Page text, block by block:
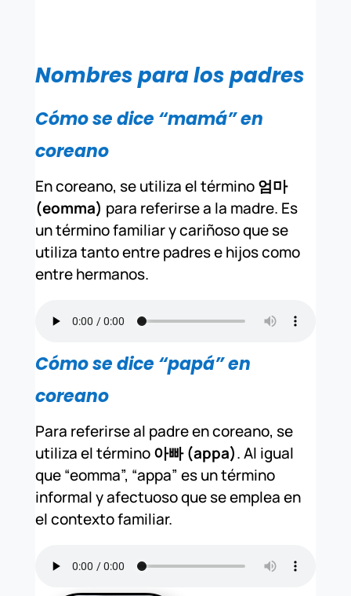
Nombres para los padres
Cómo se dice “mamá” en
coreano
En coreano, se utiliza el término엄마
(eomma) para referirse a la madre. Es
un término familiar y cariñoso que se
utiliza tanto entre padres e hijos como
entre hermanos.
Cómo se dice “papá” en
coreano
Para referirse al padre en coreano, se
utiliza el término아빠 (appa). Al igual
que “eomma”, “appa” es un término
informal y afectuoso que se emplea en
el contexto familiar.